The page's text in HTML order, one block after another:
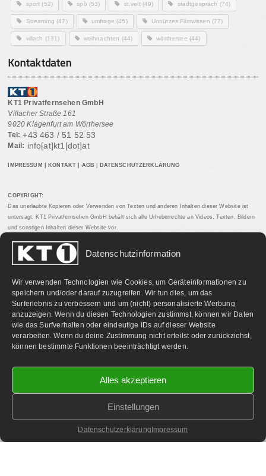
Datenschutzinformation
Wir verwenden Technologien wie Cookies, um Geräteinformationen zu
speichern und/oder darauf zuzugreifen. Wir tun dies, um das
Surferlebnis zu verbessern und um (nicht) personalisierte Werbung
anzuzeigen. Wenn du diesen Technologien zustimmst, können wir Daten
wie das Surfverhalten oder eindeutige IDs auf dieser Website
verarbeiten. Wenn du deine Zustimmung nicht erteilst oder zurückziehst,
können bestimmte Funktionen beeinträchtigt werden.
Alles akzeptieren
Einstellungen
Datenschutzerklärung Impressum
sport (52) spö (53) st.veit(49) stadtgespräch (74)
Streaming (47) umfrage (45) Unnützes Filmwissen (77)
villach (131) weihnachten (44) wörthersee (44)
Kontaktdaten
KT1 Privatfernsehen GmbH
Villacher Straße 161
9020 Klagenfurt am Wörthersee
Tel: +43 463 / 51 52 53
Mail: info[at]kt1[dot]at
IMPRESSUM KONTAKT AGB DATENSCHUTZERKLÄRUNG
COPYRIGHT:
Das unerlaubte Kopieren oder Verwenden von Texten und anderen Inhalten dieser Website ist
untersagt. KT1 Privatfernsehen GmbH behält sich alle Urheberrechte an Videos, Texten, Bildern
und sonstigen Inhalten dieser Website vor.
PARTNERLINKS:
2026 KT1 Privatfernsehen - Alle Rechte vorbehalten.
Homepage & Webbetreuung DF-Media.at